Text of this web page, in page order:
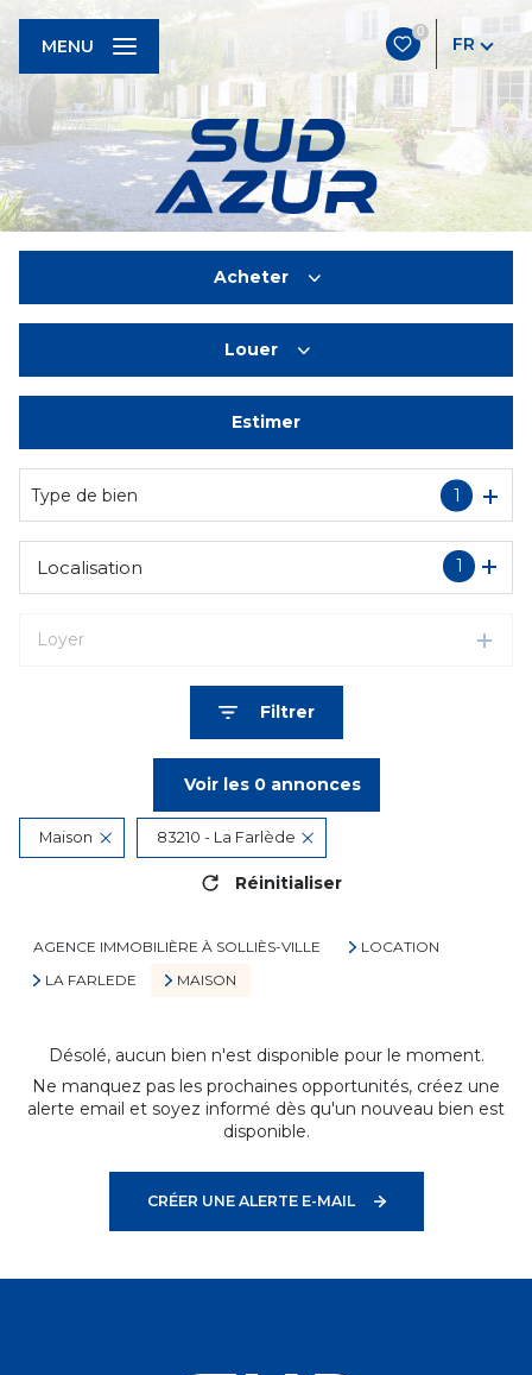
0
FR
MENU
Acheter
Louer
De l'immo pro
Estimer
Type de bien 1
1
Localisation
Loyer
Filtrer
Voir les 0annonces
Maison 83210 - La Farlède
Réinitialiser
AGENCE IMMOBILIÈRE À SOLLIÈS-VILLE
LOCATION
LA FARLEDE
MAISON
Désolé, aucun bien n'est disponible pour le moment.
Ne manquez pas les prochaines opportunités, créez une
alerte email et soyez informé dès qu'un nouveau bien est
disponible.
CRÉER UNE ALERTE E-MAIL